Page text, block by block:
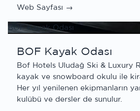
Web Sayfası →
BOF Kayak Odası
BOF Kayak Odası
Bof Hotels Uludağ Ski & Luxury
kayak ve snowboard okulu ile
Her yıl yenilenen ekipmanların
kulübü ve dersler de sunulur.